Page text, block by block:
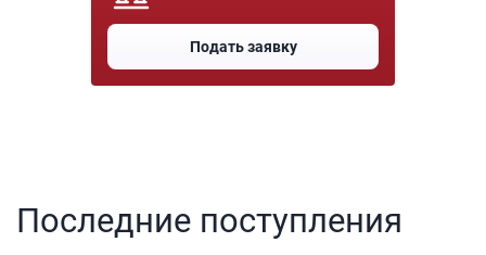
Подать заявку
Последние поступления